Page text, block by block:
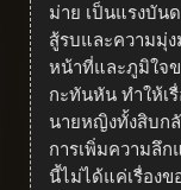
ม่าย เป็นแรงบัน
สู้รบและความมุ่
หน้าที่และภูมิใจ
กะทันหัน ทำให้เ
นายหญิงทั้งสิบก
การเพิ่มความลึก
นี้ไม่ได้แค่เรื่องข